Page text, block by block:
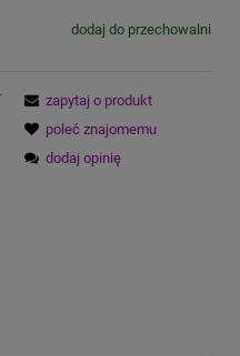
dodaj do przechowalni
zapytaj o produkt
poleć znajomemu
dodaj opinię